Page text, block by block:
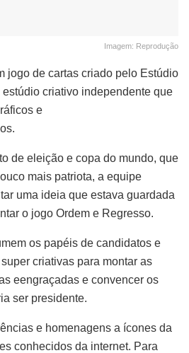
Imagem: Reprodução
jogo de cartas criado pelo Estúdio
criativo independente que
e
de eleição e copa do mundo, que
mais patriota, a equipe
uma ideia que estava guardada
o jogo Ordem e Regresso.
os papéis de candidatos e
criativas para montar as
eengraçadas e convencer os
ser presidente.
e homenagens a ícones da
conhecidos da internet. Para